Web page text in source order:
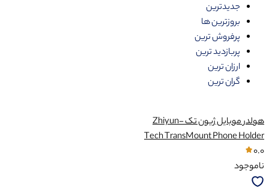
جدیدترین
بروزترین ها
پرفروش ترین
پربازدید ترین
ارزان ترین
گران ترین
هولدر موبایل ژیون تک Zhiyun-
Tech TransMount Phone Holder
0.0
ناموجود